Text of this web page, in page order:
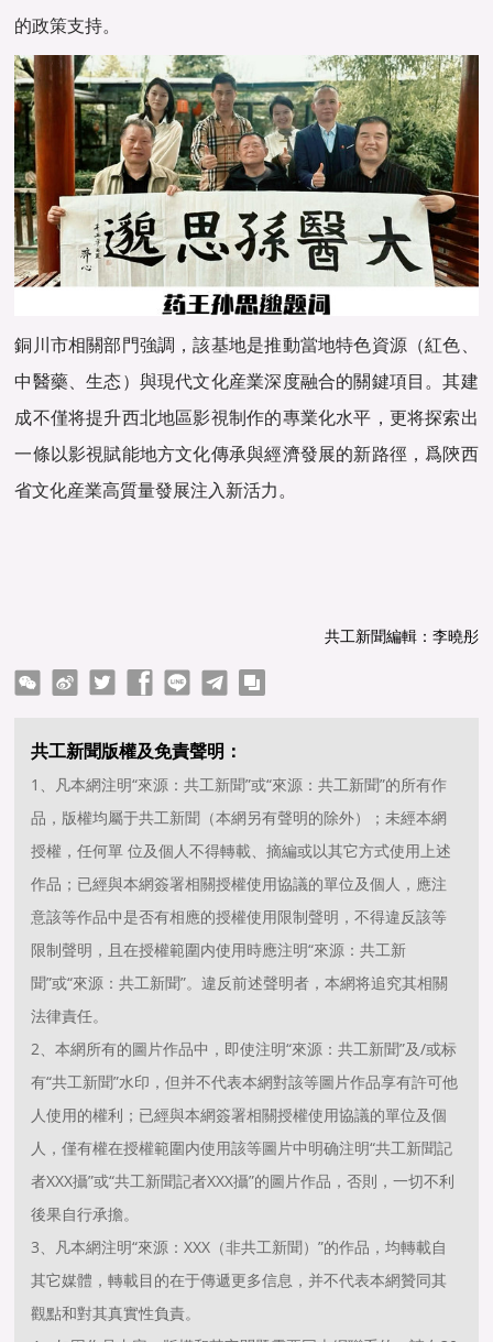
的政策支持。
銅川市相關部門強調，該基地是推動當地特色資源（紅色、
中醫藥、生态）與現代文化産業深度融合的關鍵項目。其建
成不僅将提升西北地區影視制作的專業化水平，更将探索出
一條以影視賦能地方文化傳承與經濟發展的新路徑，爲陝西
省文化産業高質量發展注入新活力。
共工新聞編輯：李曉彤
linetelegram copy
共工新聞版權及免責聲明：
1、凡本網注明“來源：共工新聞”或“來源：共工新聞”的所有作
品，版權均屬于共工新聞（本網另有聲明的除外）；未經本網
授權，任何單 位及個人不得轉載、摘編或以其它方式使用上述
作品；已經與本網簽署相關授權使用協議的單位及個人，應注
意該等作品中是否有相應的授權使用限制聲明，不得違反該等
限制聲明，且在授權範圍内使用時應注明“來源：共工新
聞”或“來源：共工新聞”。違反前述聲明者，本網将追究其相關
法律責任。
2、本網所有的圖片作品中，即使注明“來源：共工新聞”及/或标
有“共工新聞”水印，但并不代表本網對該等圖片作品享有許可他
人使用的權利；已經與本網簽署相關授權使用協議的單位及個
人，僅有權在授權範圍内使用該等圖片中明确注明“共工新聞記
者XXX攝”或“共工新聞記者XXX攝”的圖片作品，否則，一切不利
後果自行承擔。
3、凡本網注明“來源：XXX（非共工新聞）”的作品，均轉載自
其它媒體，轉載目的在于傳遞更多信息，并不代表本網贊同其
觀點和對其真實性負責。